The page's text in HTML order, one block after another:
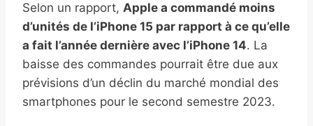
Selon un rapport, Apple a commandé moins
d’unités de l’iPhone 15 par rapport à ce qu’elle
a fait l’année dernière avec l’iPhone 14. La
baisse des commandes pourrait être due aux
prévisions d’un déclin du marché mondial des
smartphones pour le second semestre 2023.